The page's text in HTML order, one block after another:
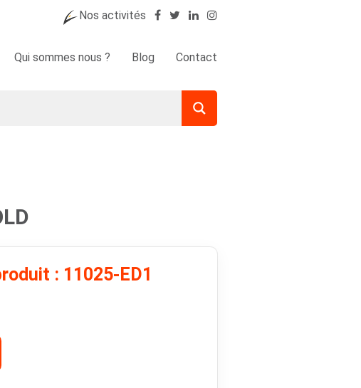
Nos activités
Qui sommes nous ? Blog Contact
: 11025-ED1